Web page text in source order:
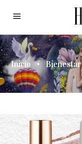
Inicio • Bienestar